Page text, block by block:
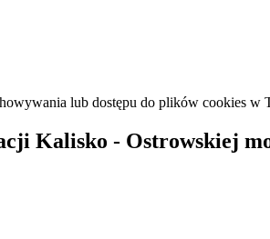
lub dostępu do plików cookies w
Kalisko - Ostrowskiej